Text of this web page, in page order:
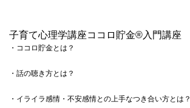
子育て心理学講座ココロ貯金®︎入門講座
・ココロ貯金とは？
・話の聴き方とは？
・イライラ感情・不安感情との上手なつき合い方とは？